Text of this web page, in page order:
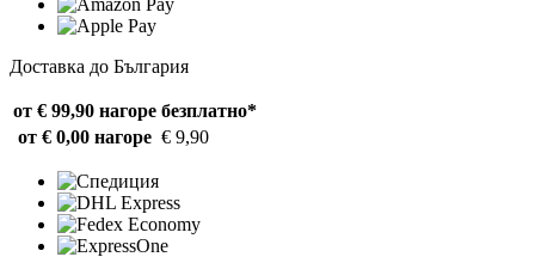
Доставка до България
от € 99,90 нагоре безплатно*
от € 0,00 нагоре € 9,90